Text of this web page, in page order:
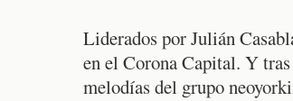
Liderados por Julián
en el Corona Capital. Y tras
melodías del grupo